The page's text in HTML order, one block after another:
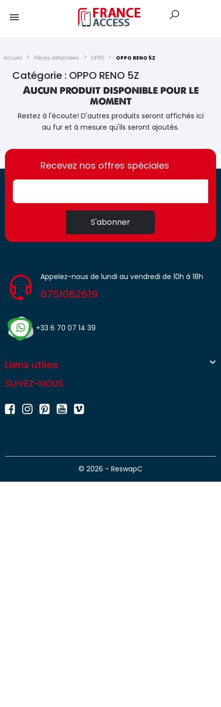
Accueil Pièces détachées OPPO OPPO RENO 5Z
Catégorie : OPPO RENO 5Z
Aucun produit disponible pour le
moment
Restez à l'écoute! D'autres produits seront affichés ici
au fur et à mesure qu'ils seront ajoutés.
https://france-
access.fr
https://france-
access.fr
Recevez nos offres spéciales
S'abonner
Appelez-nous de lundi au vendredi de 10h à 18h
0751062619
+33 6 70 07 14 39
Liens utiles 
SUIVEZ-NOUS
© 2026 - ReswapC